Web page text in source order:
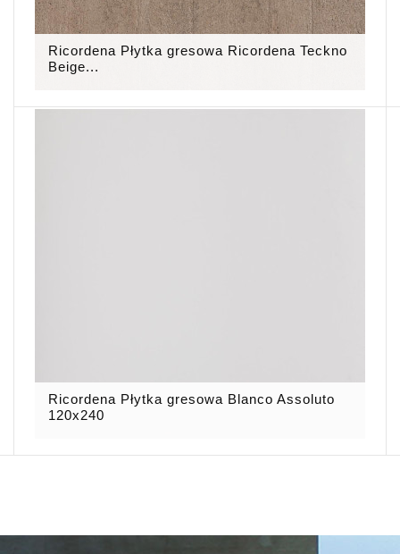
Ricordena Płytka gresowa Ricordena Teckno
Beige...
Ricordena Płytka gresowa Blanco Assoluto
120x240